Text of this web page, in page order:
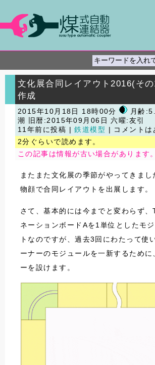
文化展合同レイアウト2016(そ
作成
2015年10月18日 18時00分
月齢
潮
旧暦:2015年09月06日 六曜:友引
11年前に投稿 |鉄道模型
| コメントは
2分ぐらいで読めます。
この記事は情報が古い場合があります。
またまた文化展の季節がやってきま
物顔で合同レイアウトを出展します。
さて、基本的には今までと変わらず
ネーションボードAを1単位としたモ
トなのですが、過去3回にわたって使
ーナーのモジュールを一新するために
ーを設けます。